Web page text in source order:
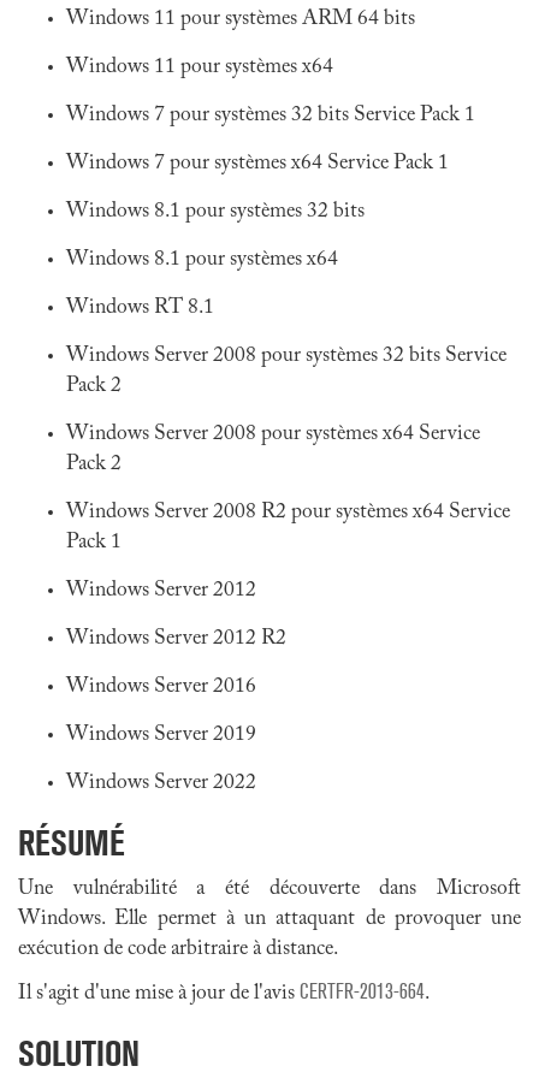
Windows 11 pour systèmes ARM 64 bits
Windows 11 pour systèmes x64
Windows 7 pour systèmes 32 bits Service Pack 1
Windows 7 pour systèmes x64 Service Pack 1
Windows 8.1 pour systèmes 32 bits
Windows 8.1 pour systèmes x64
Windows RT 8.1
Windows Server 2008 pour systèmes 32 bits Service
Pack 2
Windows Server 2008 pour systèmes x64 Service
Pack 2
Windows Server 2008 R2 pour systèmes x64 Service
Pack 1
Windows Server 2012
Windows Server 2012 R2
Windows Server 2016
Windows Server 2019
Windows Server 2022
RÉSUMÉ
Une vulnérabilité a été découverte dans Microsoft
Windows. Elle permet à un attaquant de provoquer une
exécution de code arbitraire à distance.
Il s'agit d'une mise à jour de l'avis CERTFR-2013-664.
SOLUTION